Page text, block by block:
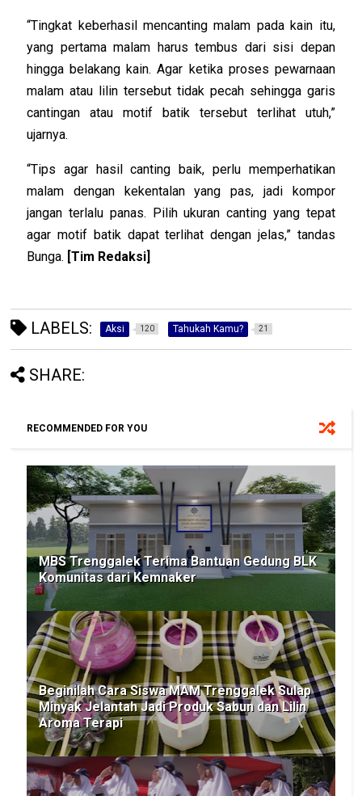
“Tingkat keberhasil mencanting malam pada kain itu,
yang pertama malam harus tembus dari sisi depan
hingga belakang kain. Agar ketika proses pewarnaan
malam atau lilin tersebut tidak pecah sehingga garis
cantingan atau motif batik tersebut terlihat utuh,”
ujarnya.
“Tips agar hasil canting baik, perlu memperhatikan
malam dengan kekentalan yang pas, jadi kompor
jangan terlalu panas. Pilih ukuran canting yang tepat
agar motif batik dapat terlihat dengan jelas,” tandas
Bunga. [Tim Redaksi]
LABELS: Aksi 120 Tahukah Kamu? 21
SHARE:
RECOMMENDED FOR YOU
MBS Trenggalek Terima Bantuan Gedung BLK
Komunitas dari Kemnaker
Beginilah Cara Siswa MAM Trenggalek Sulap
Minyak Jelantah Jadi Produk Sabun dan Lilin
Aroma Terapi